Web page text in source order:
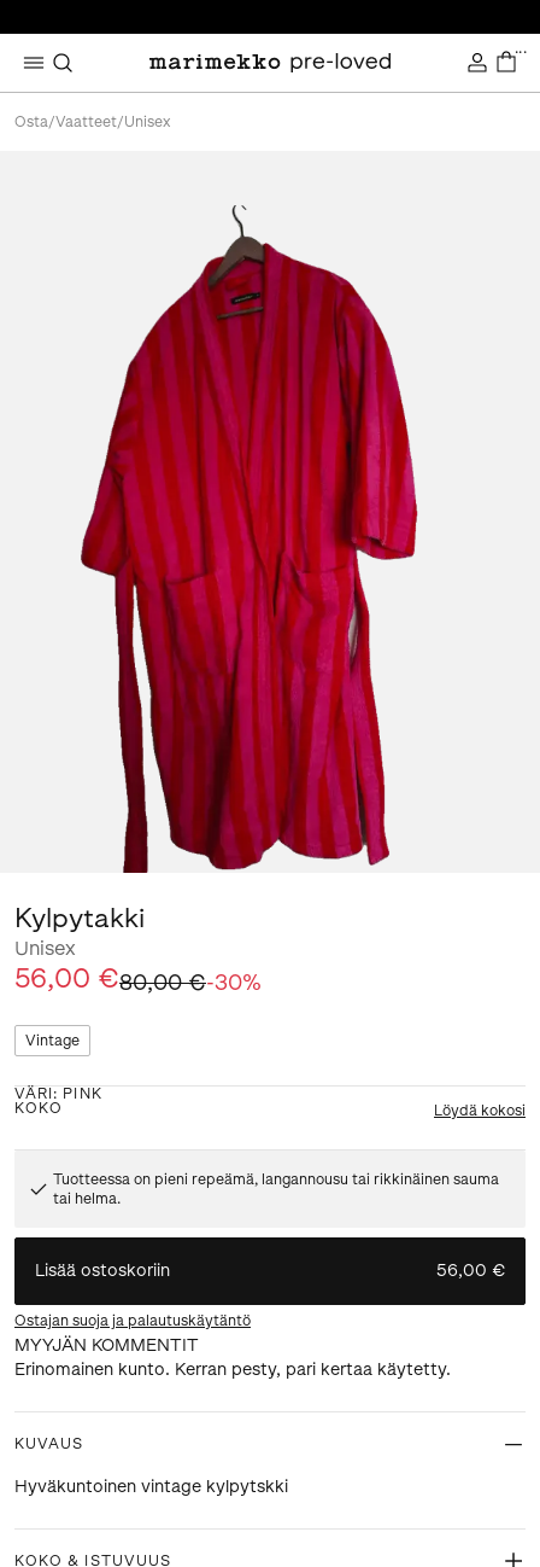
...
Osta/Vaatteet/Unisex
Kylpytakki
Unisex
56,00 €80,00 €-30%
Vintage
VÄRI : PINK
KOKO
Löydä kokosi
Tuotteessa on pieni repeämä, langannousu tai rikkinäinen sauma
tai helma.
Lisää ostoskoriin 56,00 €
Ostajan suoja ja palautuskäytäntö
MYYJÄN KOMMENTIT
Erinomainen kunto. Kerran pesty, pari kertaa käytetty.
KUVAUS
Hyväkuntoinen vintage kylpytskki
KOKO & ISTUVUUS